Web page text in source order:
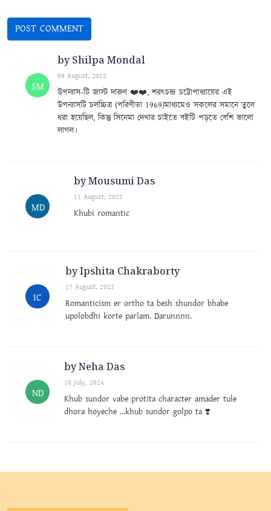
SM
by Shilpa Mondal
09 August, 2023
উপন্যাস-টি জাস্ট দারুণ ❤️❤️, শরৎচন্দ্র চট্টোপাধ্যায়ের এই
উপন্যাসটি চলচ্চিত্র (পরিণীতা 1969)মাধ্যমেও সকলের সমানে তুলে
ধরা হয়েছিল, কিন্তু সিনেমা দেখার চাইতে বইটি পড়তে বেশি ভালো
লাগল।
MD
by Mousumi Das
11 August, 2023
Khubi romantic
IC
by Ipshita Chakraborty
17 August, 2023
Romanticism er ortho ta besh shundor bhabe
upolobdhi korte parlam. Darunnnn.
ND
by Neha Das
10 July, 2024
Khub sundor vabe protita character amader tule
dhora hoyeche ...khub sundor golpo ta ❣️